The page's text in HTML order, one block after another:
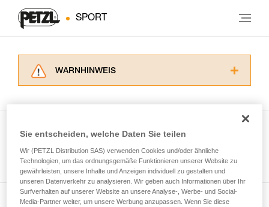
SPORT
WARNHINWEIS
ziehen. Um diese Zusatzinformationen
der Gebrauchsanweisung enthaltenen
Informationen richtig verstanden haben.
Die Beherrschung dieser Techniken setzt eine
entsprechende Ausbildung und ein spezielles
Training voraus. Prüfen Sie zusammen mit
Alle Techniken ansehen
Sie entscheiden, welche Daten Sie teilen
Wir (PETZL Distribution SAS) verwenden Cookies und/oder ähnliche
Technologien, um das ordnungsgemäße Funktionieren unserer Website zu
gewährleisten, unsere Inhalte und Anzeigen individuell zu gestalten und
unseren Datenverkehr zu analysieren. Wir geben auch Informationen über Ihr
Surfverhalten auf unserer Website an unsere Analyse-, Werbe- und Social-
Media-Partner weiter, um unsere Werbung anzupassen. Wenn Sie diese